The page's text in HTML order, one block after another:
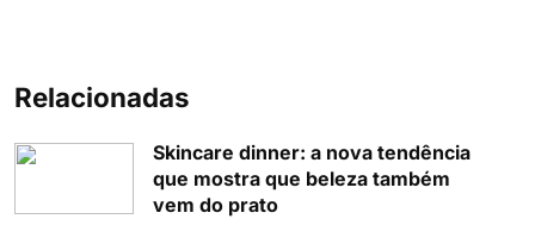
Relacionadas
Skincare dinner: a nova tendência
que mostra que beleza também
vem do prato